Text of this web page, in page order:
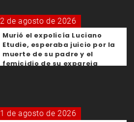
2 de agosto de 2026
Murió el expolicía Luciano
Etudie, esperaba juicio por la
muerte de su padre y el
femicidio de su expareja
1 de agosto de 2026